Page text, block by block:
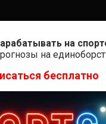
на
на
бесплатно